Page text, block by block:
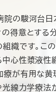
の駿河台日
得意とする
織です。こ
心性漿液
が有用な
線力学療法